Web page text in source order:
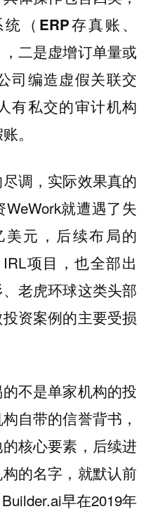
（ERP存真账、
二是虚增订单量或
司编造虚假关联交
有私交的审计机构
。
调，实际效果真的
就遭遇了失
美元，后续布局的
项目，也全部出
老虎环球这类头部
资案例的主要受损
不是单家机构的投
自带的信誉背书，
核心要素，后续进
的名字，就默认前
Builder.ai早在2019年